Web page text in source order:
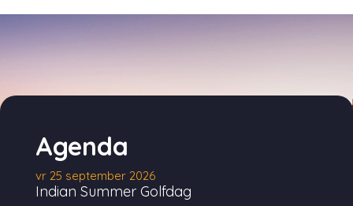
Agenda
vr 25 september 2026
Indian Summer Golfdag